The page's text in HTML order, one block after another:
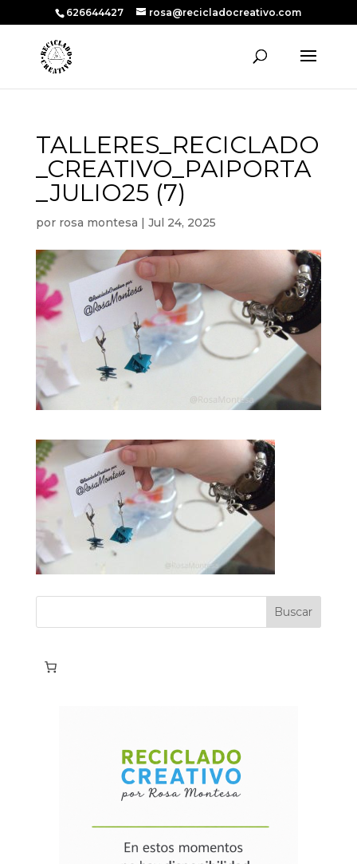
626644427 rosa@recicladocreativo.com
TALLERES_RECICLADO
_CREATIVO_PAIPORTA
_JULIO25 (7)
por rosa montesa | Jul 24, 2025